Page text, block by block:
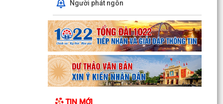
Người phát ngôn
TIN MỚI
Xã Kiến Thụy triển khai đợt cao điểm "90 ngày
tăng tốc - về đích khám sức khỏe toàn dân năm
2026"...
Xã Kiến Thụy: Tổ chức hội nghị hướng dẫn cài
đặt và sử dụng ứng dụng eTax Mobile
Phát động sáng tác các tác phẩm thơ, âm nhạc,
thành thành...